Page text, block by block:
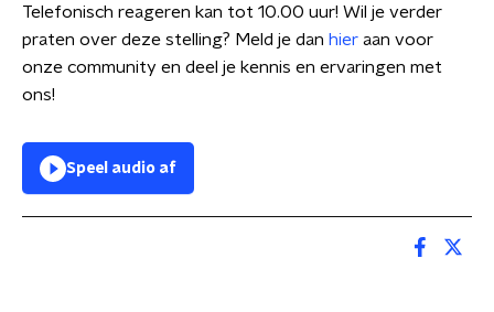
Telefonisch reageren kan tot 10.00 uur! Wil je verder
praten over deze stelling? Meld je dan hier aan voor
onze community en deel je kennis en ervaringen met
ons!
Speel audio af